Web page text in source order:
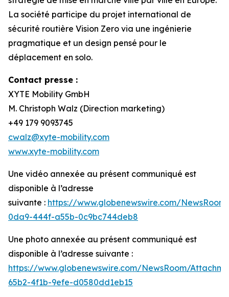
La société participe du projet international de
sécurité routière Vision Zero via une ingénierie
pragmatique et un design pensé pour le
déplacement en solo.
Contact presse :
XYTE Mobility GmbH
M. Christoph Walz (Direction marketing)
+49 179 9093745
cwalz@xyte-mobility.com
www.xyte-mobility.com
Une vidéo annexée au présent communiqué est
disponible à l’adresse
suivante : https://www.globenewswire.com/
0da9-444f-a55b-0c9bc744deb8
Une photo annexée au présent communiqué est
disponible à l’adresse suivante :
https://www.globenewswire.com/NewsRoom/
65b2-4f1b-9efe-d0580dd1eb15